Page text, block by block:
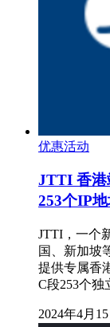
优惠活动
JTTI 香港
253个IP
JTTI，一个
国、新加坡
提供专属香
C段253个
2024年4月15